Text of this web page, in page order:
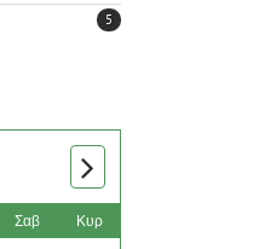
5
Σαβ Κυρ